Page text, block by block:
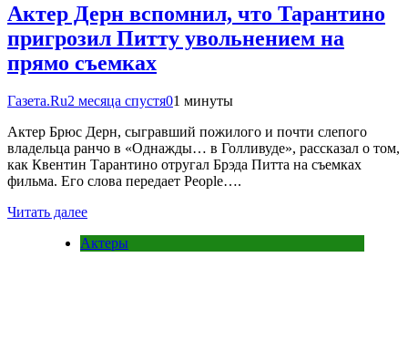
Актер Дерн вспомнил, что Тарантино
пригрозил Питту увольнением на
прямо съемках
Газета.Ru2 месяца спустя01 минуты
Актер Брюс Дерн, сыгравший пожилого и почти слепого
владельца ранчо в «Однажды… в Голливуде», рассказал о том,
как Квентин Тарантино отругал Брэда Питта на съемках
фильма. Его слова передает People….
Читать далее
Актеры